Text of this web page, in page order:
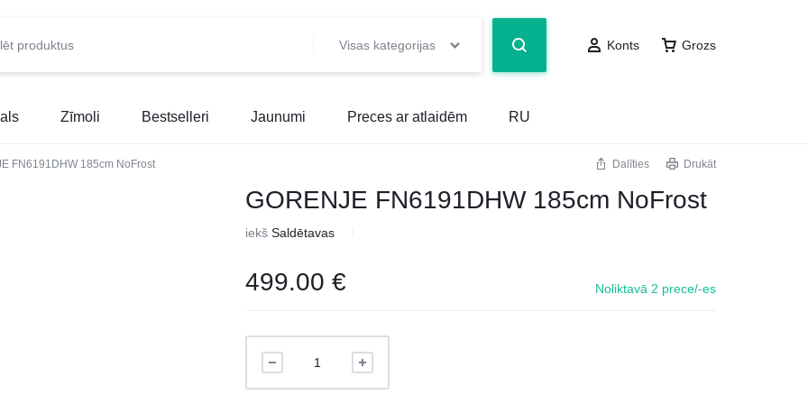
Visas kategorijas Konts Grozs
Zīmoli Bestselleri Jaunumi Preces ar atlaidēm RU
FN6191DHW 185cm NoFrost Dalīties Drukāt
GORENJE FN6191DHW 185cm NoFrost
iekšSaldētavas
499.00€ Noliktavā 2 prece/-es